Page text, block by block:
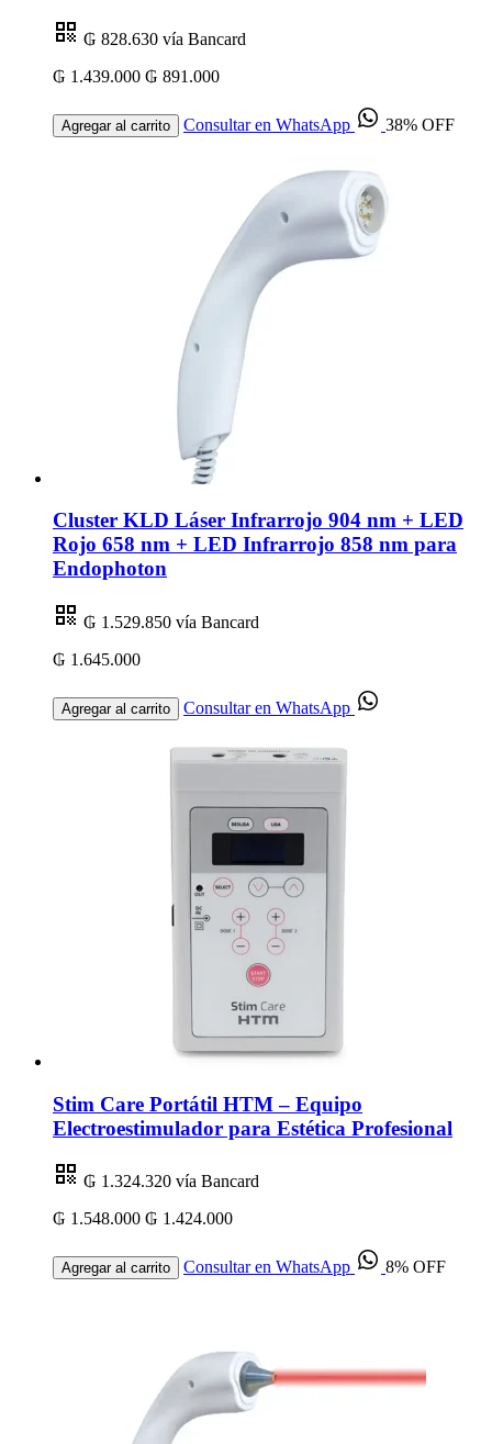
₲ 828.630 vía Bancard
₲ 1.439.000 ₲ 891.000
Agregar al carrito Consultar en WhatsApp 38% OFF
Cluster KLD Láser Infrarrojo 904 nm + LED
Rojo 658 nm + LED Infrarrojo 858 nm para
Endophoton
₲ 1.529.850 vía Bancard
₲ 1.645.000
Agregar al carrito Consultar en WhatsApp
Stim Care Portátil HTM – Equipo
Electroestimulador para Estética Profesional
₲ 1.324.320 vía Bancard
₲ 1.548.000 ₲ 1.424.000
Agregar al carrito Consultar en WhatsApp 8% OFF